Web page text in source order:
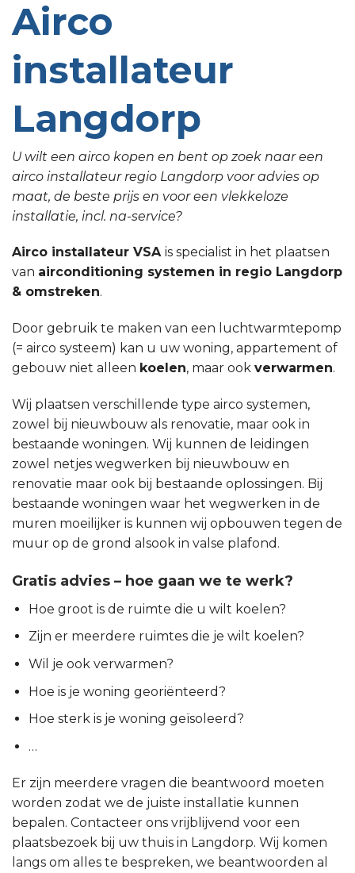
Airco
installateur
Langdorp
U wilt een airco kopen en bent op zoek naar een
airco installateur regio Langdorp voor advies op
maat, de beste prijs en voor een vlekkeloze
installatie, incl. na-service?
Airco installateur VSA is specialist in het plaatsen
van airconditioning systemen in regio Langdorp
& omstreken.
Door gebruik te maken van een luchtwarmtepomp
(= airco systeem) kan u uw woning, appartement of
gebouw niet alleen koelen, maar ook verwarmen.
Wij plaatsen verschillende type airco systemen,
zowel bij nieuwbouw als renovatie, maar ook in
bestaande woningen. Wij kunnen de leidingen
zowel netjes wegwerken bij nieuwbouw en
renovatie maar ook bij bestaande oplossingen. Bij
bestaande woningen waar het wegwerken in de
muren moeilijker is kunnen wij opbouwen tegen de
muur op de grond alsook in valse plafond.
Gratis advies – hoe gaan we te werk?
Hoe groot is de ruimte die u wilt koelen?
Zijn er meerdere ruimtes die je wilt koelen?
Wil je ook verwarmen?
Hoe is je woning georiënteerd?
Hoe sterk is je woning geïsoleerd?
…
Er zijn meerdere vragen die beantwoord moeten
worden zodat we de juiste installatie kunnen
bepalen. Contacteer ons vrijblijvend voor een
plaatsbezoek bij uw thuis in Langdorp. Wij komen
langs om alles te bespreken, we beantwoorden al